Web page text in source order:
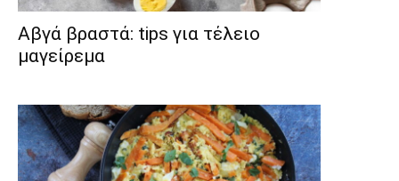
Aβγά βραστά: tips για τέλειο
μαγείρεμα